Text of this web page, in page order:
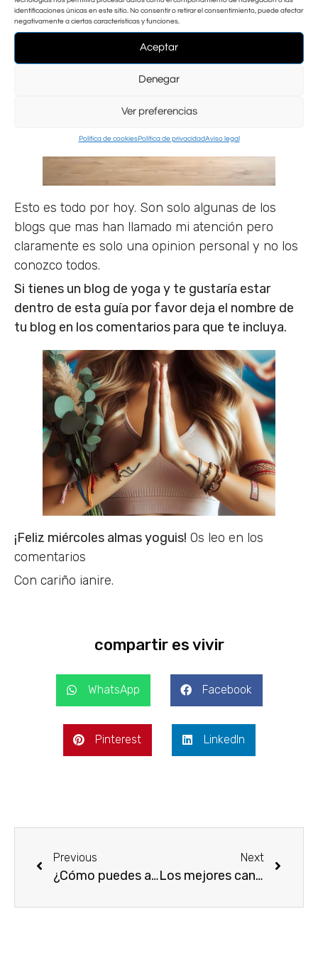
identificaciones únicas en este sitio. No consentir o retirar el consentimiento, puede afectar
negativamente a ciertas características y funciones.
Aceptar
Denegar
Ver preferencias
Política de cookiesPolítica de privacidadAviso legal
Almudena irradia alegría y positividad.
Esto es todo por hoy. Son solo algunas de los
blogs que mas han llamado mi atención pero
claramente es solo una opinion personal y no los
conozco todos.
Si tienes un blog de yoga y te gustaría estar
dentro de esta guía por favor deja el nombre de
tu blog en los comentarios para que te incluya.
¡Feliz miércoles almas yoguis! Os leo en los
comentarios
Con cariño ianire.
compartir es vivir
WhatsApp Facebook
Pinterest LinkedIn
Previous
¿Cómo puedes aliviar el dolor de cadera rápido?
Next
Los mejores canales de youtube para hacer yoga